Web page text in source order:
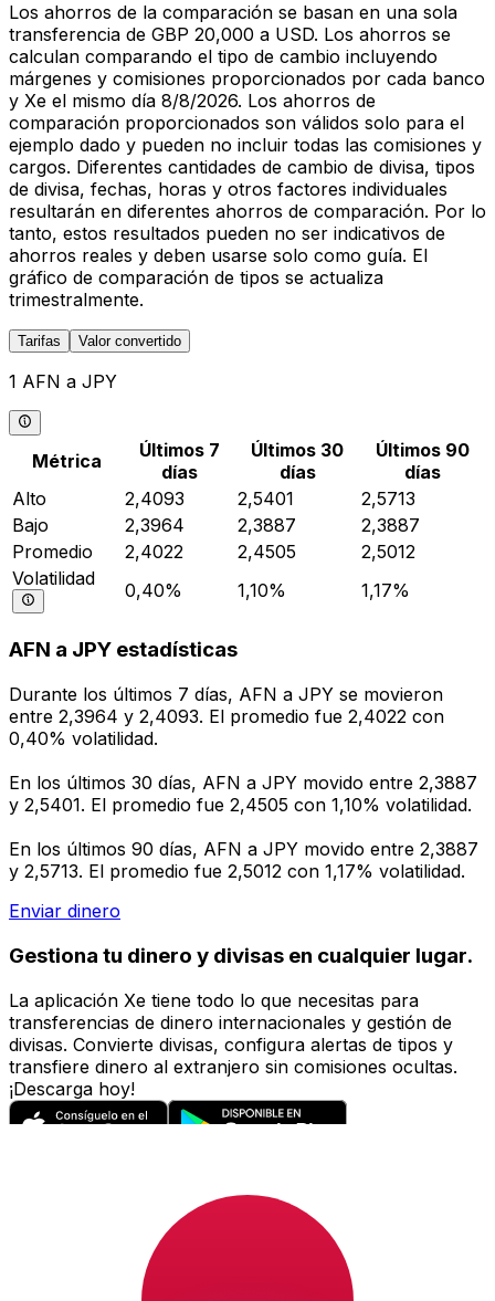
Los ahorros de la comparación se basan en una sola
transferencia de GBP 20,000 a USD. Los ahorros se
calculan comparando el tipo de cambio incluyendo
márgenes y comisiones proporcionados por cada banco
y Xe el mismo día 8/8/2026. Los ahorros de
comparación proporcionados son válidos solo para el
ejemplo dado y pueden no incluir todas las comisiones y
cargos. Diferentes cantidades de cambio de divisa, tipos
de divisa, fechas, horas y otros factores individuales
resultarán en diferentes ahorros de comparación. Por lo
tanto, estos resultados pueden no ser indicativos de
ahorros reales y deben usarse solo como guía. El
gráfico de comparación de tipos se actualiza
trimestralmente.
Tarifas Valor convertido
1 AFN a JPY
Métrica
Últimos 7
días
Últimos 30
días
Últimos 90
días
Alto
2,4093 2,5401
2,5713
Bajo
2,3964 2,3887
2,3887
Promedio
2,4022 2,4505
2,5012
Volatilidad
0,40% 1,10% 1,17%
AFN a JPY estadísticas
Durante los últimos 7 días, AFN a JPY se movieron
entre 2,3964 y 2,4093. El promedio fue 2,4022 con
0,40% volatilidad.
En los últimos 30 días, AFN a JPY movido entre 2,3887
y 2,5401. El promedio fue 2,4505 con 1,10% volatilidad.
En los últimos 90 días, AFN a JPY movido entre 2,3887
y 2,5713. El promedio fue 2,5012 con 1,17% volatilidad.
Enviar dinero
Gestiona tu dinero y divisas en cualquier lugar.
La aplicación Xe tiene todo lo que necesitas para
transferencias de dinero internacionales y gestión de
divisas. Convierte divisas, configura alertas de tipos y
transfiere dinero al extranjero sin comisiones ocultas.
¡Descarga hoy!